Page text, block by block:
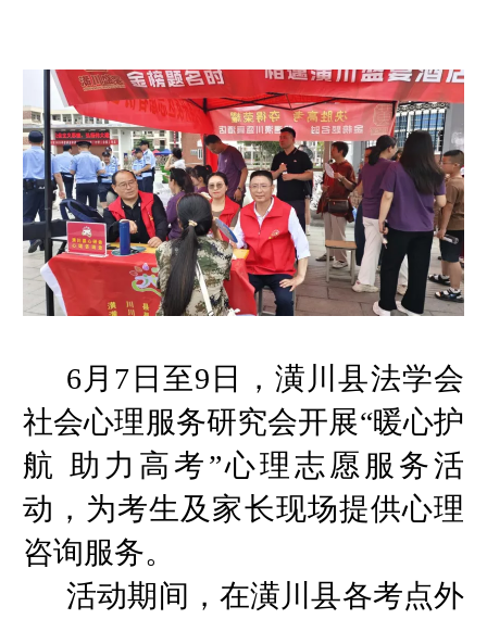
6月7日至9日，潢川县法学会
社会心理服务研究会开展“暖心护
航 助力高考”心理志愿服务活
动，为考生及家长现场提供心理
咨询服务。
活动期间，在潢川县各考点外